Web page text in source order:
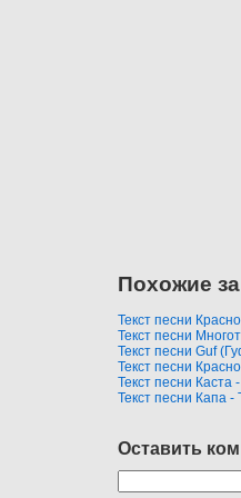
Похожие
Текст песни
Текст песни
Текст песни Guf
Текст песни
Текст песни Каста
Текст песни Капа
Оставить